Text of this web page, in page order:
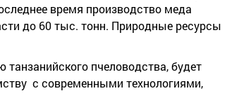
время производство меда
до 60 тыс. тонн. Природные ресурсы
пчеловодства, будет
с современными технологиями,